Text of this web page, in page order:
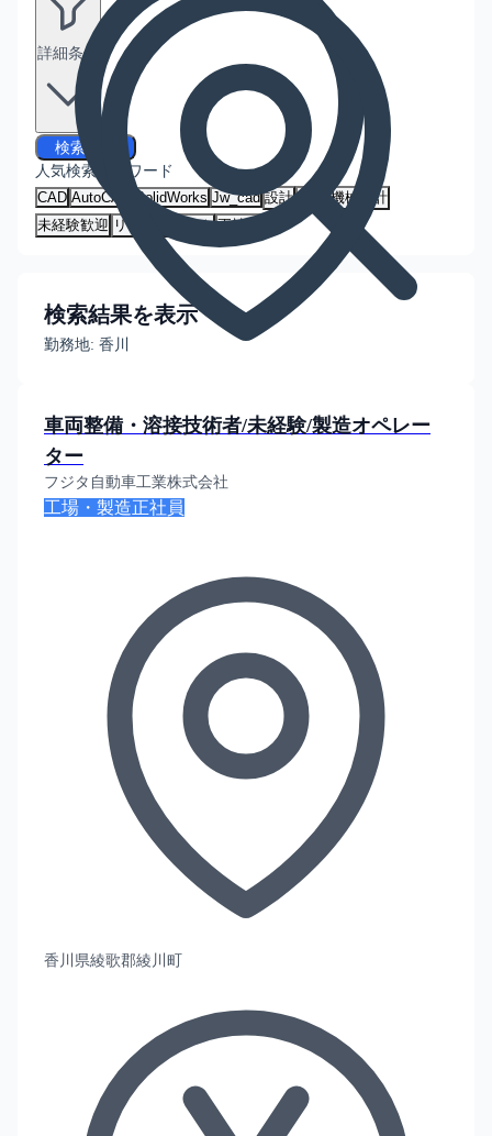
詳細条件
検索する
人気検索キーワード
CAD AutoCAD SolidWorks Jw_cad 設計
機械設計
未経験歓迎 リモートワーク 正社員
検索結果を表示
勤務地: 香川
車両整備・溶接技術者/未経験/製造オペレー
ター
フジタ自動車工業株式会社
工場・製造正社員
香川県綾歌郡綾川町